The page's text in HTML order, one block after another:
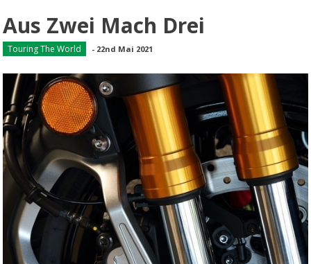
Aus Zwei Mach Drei
Touring The World - 22nd Mai 2021